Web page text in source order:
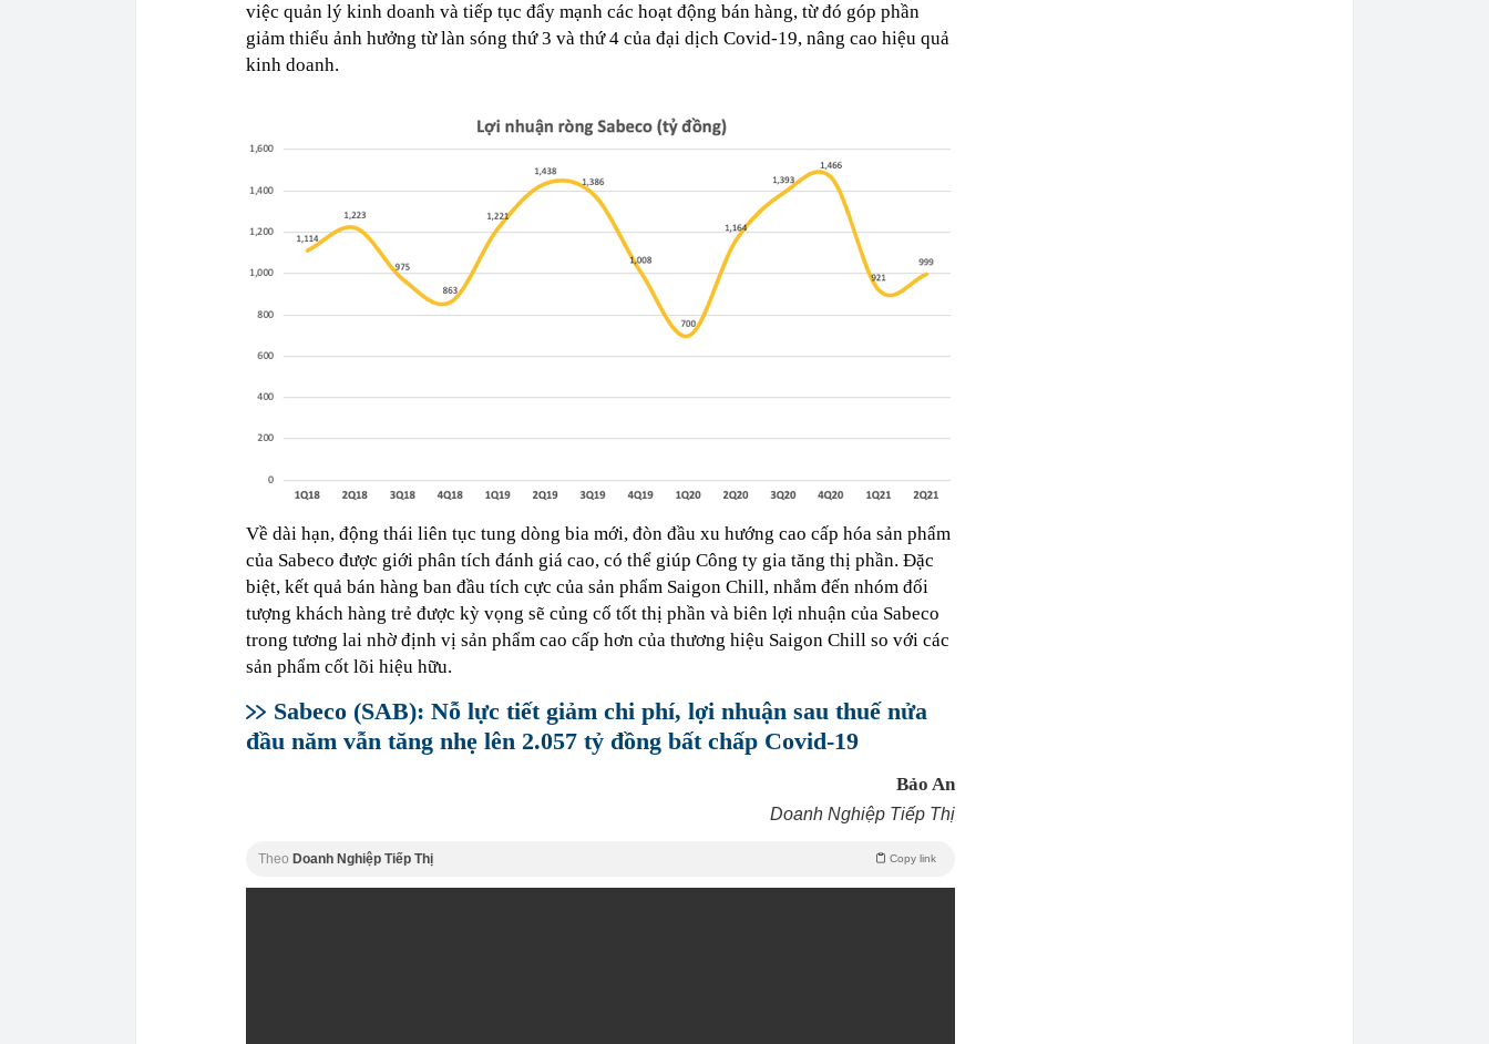
việc quản lý kinh doanh và tiếp tục đẩy mạnh các hoạt động bán hàng, từ đó góp phần
giảm thiểu ảnh hưởng từ làn sóng thứ 3 và thứ 4 của đại dịch Covid-19, nâng cao hiệu quả
kinh doanh.
Về dài hạn, động thái liên tục tung dòng bia mới, đòn đầu xu hướng cao cấp hóa sản phẩm
của Sabeco được giới phân tích đánh giá cao, có thể giúp Công ty gia tăng thị phần. Đặc
biệt, kết quả bán hàng ban đầu tích cực của sản phẩm Saigon Chill, nhắm đến nhóm đối
tượng khách hàng trẻ được kỳ vọng sẽ củng cố tốt thị phần và biên lợi nhuận của Sabeco
trong tương lai nhờ định vị sản phẩm cao cấp hơn của thương hiệu Saigon Chill so với các
sản phẩm cốt lõi hiệu hữu.
Sabeco (SAB): Nỗ lực tiết giảm chi phí, lợi nhuận sau thuế nửa
đầu năm vẫn tăng nhẹ lên 2.057 tỷ đồng bất chấp Covid-19
Bảo An
Doanh Nghiệp Tiếp Thị
Theo Doanh Nghiệp Tiếp Thị Copy link